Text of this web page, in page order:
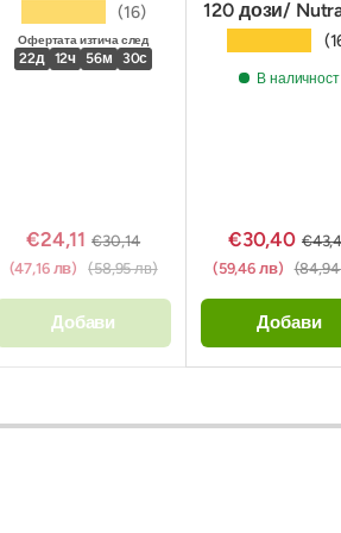
(16)
Офертата изтича след
22д 12ч 56м 29с
€24,11 €30,14
(47,16 лв) (58,95 лв)
Добави
120 дози/
В наличност
€30,40
(59,46 лв)
Добави